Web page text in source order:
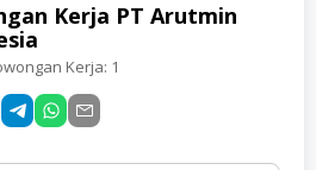
Kerja PT Arutmin
Kerja: 1